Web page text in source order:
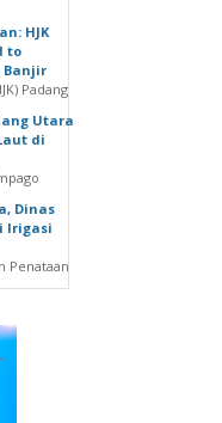
HJK
to
Banjir
Padang
Utara
di
Dinas
Irigasi
Penataan